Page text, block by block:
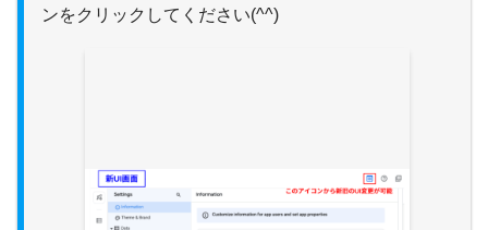
ンをクリックしてください(^^)